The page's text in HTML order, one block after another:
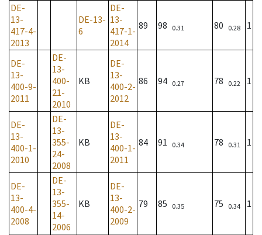
DE-
13-
417-4-
2013
DE-13-
6
DE-
13-
417-1-
2014
89 98 0.31 80 0.28 1
DE-
13-
400-9-
2011
DE-
13-
400-
21-
2010
KB
DE-
13-
400-2-
2012
86 94 0.27 78 0.22 1
DE-
13-
400-1-
2010
DE-
13-
355-
24-
2008
KB
DE-
13-
400-1-
2011
84 91 0.34 78 0.31 1
DE-
13-
400-4-
2008
DE-
13-
355-
14-
2006
KB
DE-
13-
400-2-
2009
79 85 0.35 75 0.34 1